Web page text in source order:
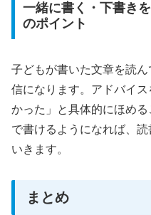
一緒に書く・下書き
のポイント
子どもが書いた文章を読
信になります。アドバイ
かった」と具体的にほめ
で書けるようになれば、
いきます。
まとめ